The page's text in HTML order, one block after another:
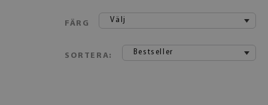
FÄRG Välj
SORTERA: Bestseller